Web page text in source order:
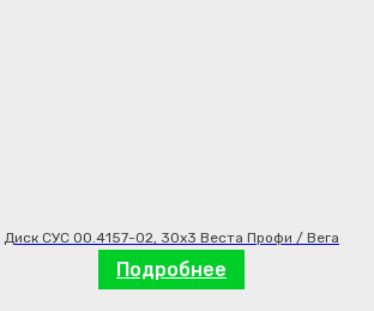
Диск СУС 00.4157-02, 30х3 Веста Профи / Вега
Подробнее